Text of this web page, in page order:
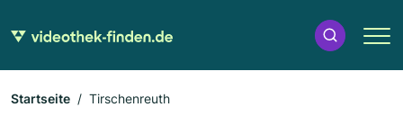
Startseite Tirschenreuth